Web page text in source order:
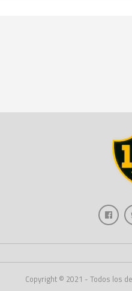
Copyright © 2021 - Todos los